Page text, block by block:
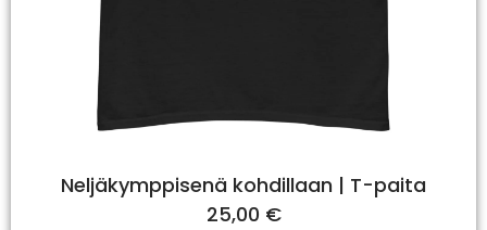
Neljäkymppisenä kohdillaan | T-paita
25,00 €